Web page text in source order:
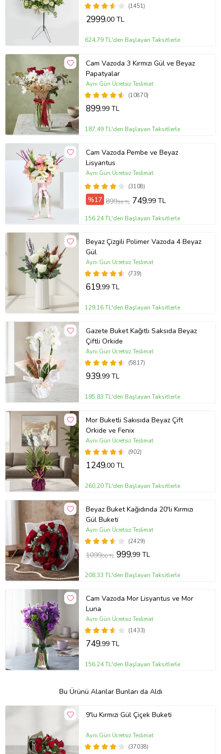
(1451)
2999,00 TL
624,79 TL'den Başlayan Taksitlerle
Cam Vazoda 3 Kırmızı Gül ve Beyaz
Papatyalar
(10870)
Aynı Gün Ücretsiz Teslimat
899,99 TL
187,49 TL'den Başlayan Taksitlerle
Cam Vazoda Pembe ve Beyaz
Lisyantus
(3108)
Aynı Gün Ücretsiz Teslimat
%17 899,99 TL 749,99 TL
156,24 TL'den Başlayan Taksitlerle
Beyaz Çizgili Polimer Vazoda 4 Beyaz
Gül
(739)
Aynı Gün Ücretsiz Teslimat
619,99 TL
129,16 TL'den Başlayan Taksitlerle
Gazete Buket Kağıtlı Saksıda Beyaz
Çiftli Orkide
(5817)
Aynı Gün Ücretsiz Teslimat
939,99 TL
195,83 TL'den Başlayan Taksitlerle
Mor Buketli Sakısıda Beyaz Çift
Orkide ve Fenix
(902)
Aynı Gün Ücretsiz Teslimat
1249,00 TL
260,20 TL'den Başlayan Taksitlerle
Beyaz Buket Kağıdında 20'li Kırmızı
Gül Buketi
(2429)
Aynı Gün Ücretsiz Teslimat
1099,00 TL 999,99 TL
208,33 TL'den Başlayan Taksitlerle
Cam Vazoda Mor Lisyantus ve Mor
Luna
(1433)
Aynı Gün Ücretsiz Teslimat
749,99 TL
156,24 TL'den Başlayan Taksitlerle
Bu Ürünü Alanlar Bunları da Aldı
9'lu Kırmızı Gül Çiçek Buketi
(37038)
Aynı Gün Ücretsiz Teslimat